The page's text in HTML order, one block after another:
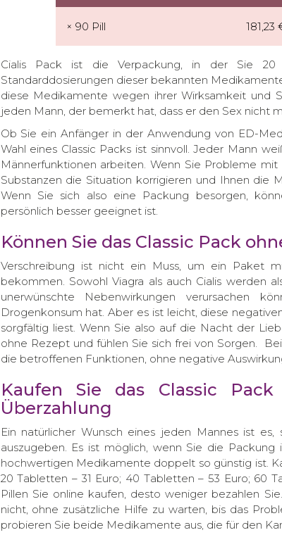
× 90 Pill 181,23
Cialis Pack ist die Verpackung, in der Sie
Standarddosierungen dieser bekannten
diese Medikamente wegen ihrer Wirksamkeit und
jeden Mann, der bemerkt hat, dass er den Sex nicht
Ob Sie ein Anfänger in der Anwendung von ED-
Wahl eines Classic Packs ist sinnvoll. Jeder Mann
Männerfunktionen arbeiten. Wenn Sie Probleme
Substanzen die Situation korrigieren und Ihnen die
Wenn Sie sich also eine Packung besorgen,
persönlich besser geeignet ist.
Können Sie das Classic Pack
Verschreibung ist nicht ein Muss, um ein Paket
bekommen. Sowohl Viagra als auch Cialis werden
unerwünschte Nebenwirkungen verursachen
Drogenkonsum hat. Aber es ist leicht, diese
sorgfältig liest. Wenn Sie also auf die Nacht der
ohne Rezept und fühlen Sie sich frei von Sorgen.
die betroffenen Funktionen, ohne negative
Kaufen Sie das Classic
Überzahlung
Ein natürlicher Wunsch eines jeden Mannes ist
auszugeben. Es ist möglich, wenn Sie die
hochwertigen Medikamente doppelt so günstig ist.
20 Tabletten – 31 Euro; 40 Tabletten – 53 Euro; 60
Pillen Sie online kaufen, desto weniger bezahlen
nicht, ohne zusätzliche Hilfe zu warten, bis das
probieren Sie beide Medikamente aus, die für den